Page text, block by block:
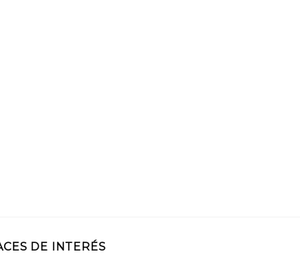
DE INTERÉS